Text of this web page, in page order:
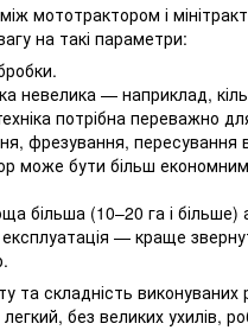
мототрактором і
на такі параметри:
невелика — наприклад,
потрібна переважно
фрезування, пересування
може бути більш
більша (10–20 га і більше)
експлуатація — краще
та складність виконуваних
без великих ухилів,